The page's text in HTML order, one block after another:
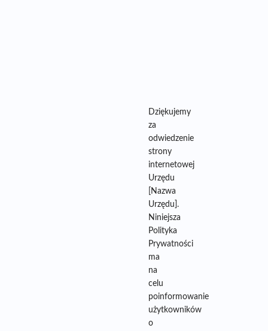
Dziękujemy
za
odwiedzenie
strony
internetowej
Urzędu
[Nazwa
Urzędu].
Niniejsza
Polityka
Prywatności
ma
na
celu
poinformowanie
użytkowników
o